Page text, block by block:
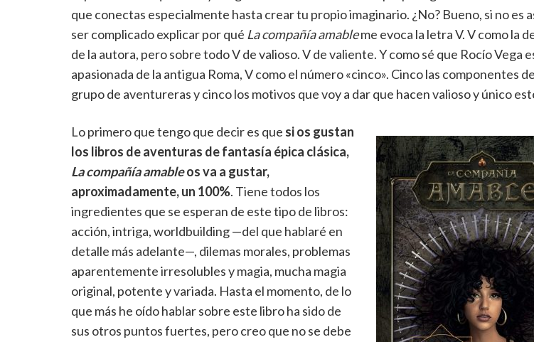
que conectas especialmente hasta crear tu propio imaginario. ¿No? Bueno, si no es
ser complicado explicar por qué La compañía amableme evoca la letra V. V como la
de la autora, pero sobre todo V de valioso. V de valiente. Y como sé que Rocío Vega
apasionada de la antigua Roma, V como el número «cinco». Cinco las componentes
grupo de aventureras y cinco los motivos que voy a dar que hacen valioso y único
Lo primero que tengo que decir es que si os gustan
los libros de aventuras de fantasía épica clásica,
La compañía amableos va a gustar,
aproximadamente, un 100%. Tiene todos los
ingredientes que se esperan de este tipo de libros:
acción, intriga, worldbuilding —del que hablaré en
detalle más adelante—, dilemas morales, problemas
aparentemente irresolubles y magia, mucha magia
original, potente y variada. Hasta el momento, de lo
que más he oído hablar sobre este libro ha sido de
sus otros puntos fuertes, pero creo que no se debe